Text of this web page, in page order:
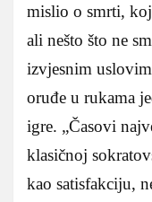
mislio o smrti,
ali nešto što ne
izvjesnim
oruđe u rukama
igre. „Časovi
klasičnoj
kao satisfakciju,